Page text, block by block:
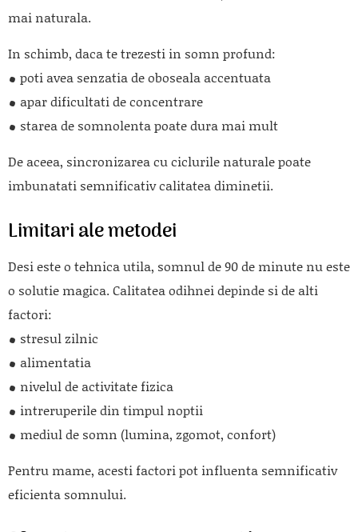
mai naturala.
In schimb, daca te trezesti in somn profund:
poti avea senzatia de oboseala accentuata
apar dificultati de concentrare
starea de somnolenta poate dura mai mult
De aceea, sincronizarea cu ciclurile naturale poate
imbunatati semnificativ calitatea diminetii.
Limitari ale metodei
Desi este o tehnica utila, somnul de 90 de minute nu este
o solutie magica. Calitatea odihnei depinde si de alti
factori:
stresul zilnic
alimentatia
nivelul de activitate fizica
intreruperile din timpul noptii
mediul de somn (lumina, zgomot, confort)
Pentru mame, acesti factori pot influenta semnificativ
eficienta somnului.